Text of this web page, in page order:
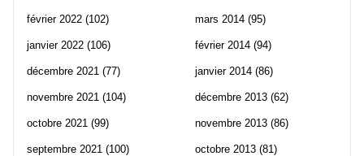
février 2022 (102)
janvier 2022 (106)
décembre 2021 (77)
novembre 2021 (104)
octobre 2021 (99)
septembre 2021 (100)
mars 2014 (95)
février 2014 (94)
janvier 2014 (86)
décembre 2013 (62)
novembre 2013 (86)
octobre 2013 (81)